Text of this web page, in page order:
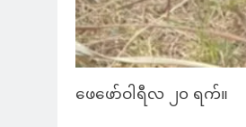
ဖေဖော်ဝါရီလ ၂၀ ရက်။